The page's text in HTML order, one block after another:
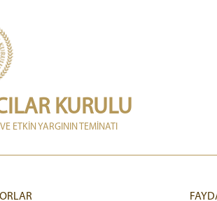
KURULU
ETKİN YARGININ TEMİNATI